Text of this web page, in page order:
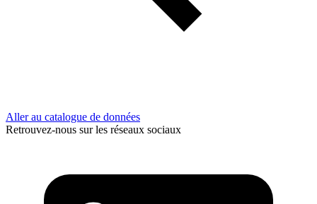
Aller au catalogue de données
Retrouvez-nous sur les réseaux sociaux